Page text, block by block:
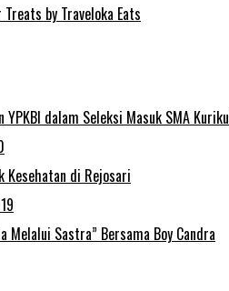
by Traveloka Eats
dalam Seleksi Masuk SMA
Kesehatan di Rejosari
Melalui Sastra” Bersama Boy Candra